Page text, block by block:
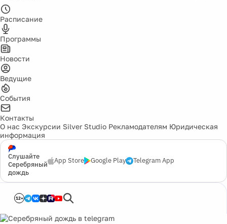
Расписание
Программы
Новости
Ведущие
События
Контакты
О нас Экскурсии Silver Studio Рекламодателям Юридическая
информация
Слушайте
Серебряный
дождь
App Store Google Play Telegram App
12+